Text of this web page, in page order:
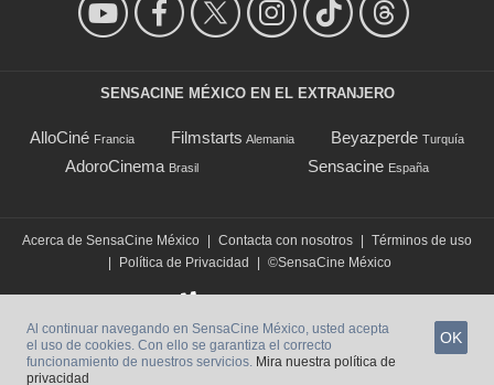
SENSACINE MÉXICO EN EL EXTRANJERO
AlloCiné Francia Filmstarts Alemania Beyazperde Turquía
AdoroCinema Brasil Sensacine España
Acerca de SensaCine México | Contacta con nosotros | Términos de uso
|
Política de Privacidad | ©SensaCine México
Al continuar navegando en SensaCine México, usted acepta
el uso de cookies. Con ello se garantiza el correcto
funcionamiento de nuestros servicios. Mira nuestra política de
privacidad
OK